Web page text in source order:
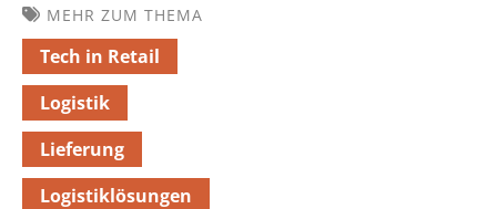
MEHR ZUM THEMA
Tech in Retail
Logistik
Lieferung
Logistiklösungen